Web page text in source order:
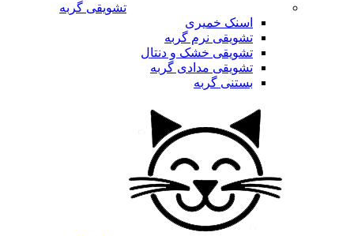
تشویقی گربه
اسنک خمیری
تشویقی نرم گربه
تشویقی خشک و دنتال
تشویقی مدادی گربه
بستنی گربه